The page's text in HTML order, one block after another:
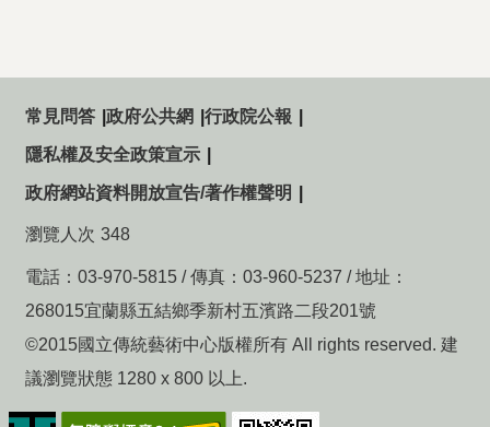
常見問答 政府公共網 行政院公報
隱私權及安全政策宣示
政府網站資料開放宣告/著作權聲明
瀏覽人次 348
電話：03-970-5815 / 傳真：03-960-5237 / 地址：
268015宜蘭縣五結鄉季新村五濱路二段201號
©2015國立傳統藝術中心版權所有 All rights reserved. 建
議瀏覽狀態 1280 x 800 以上.